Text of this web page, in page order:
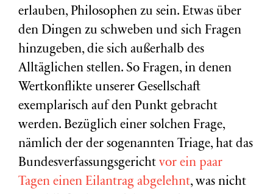
erlauben, Philosophen zu sein. Etwas über
den Dingen zu schweben und sich Fragen
hinzugeben, die sich außerhalb des
Alltäglichen stellen. So Fragen, in denen
Wertkonflikte unserer Gesellschaft
exemplarisch auf den Punkt gebracht
werden. Bezüglich einer solchen Frage,
nämlich der der sogenannten Triage, hat das
Bundesverfassungsgericht vor ein paar
Tagen einen Eilantrag abgelehnt, was nicht